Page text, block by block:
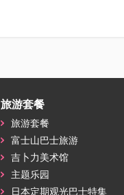
旅游套餐
旅游套餐
富士山巴士旅游
吉卜力美术馆
主题乐园
日本定期观光巴士特集